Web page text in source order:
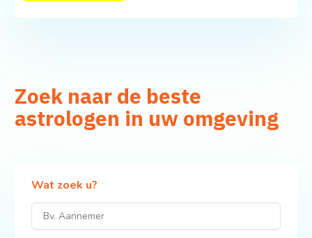
Zoek naar de beste
astrologen in uw omgeving
Wat zoek u?